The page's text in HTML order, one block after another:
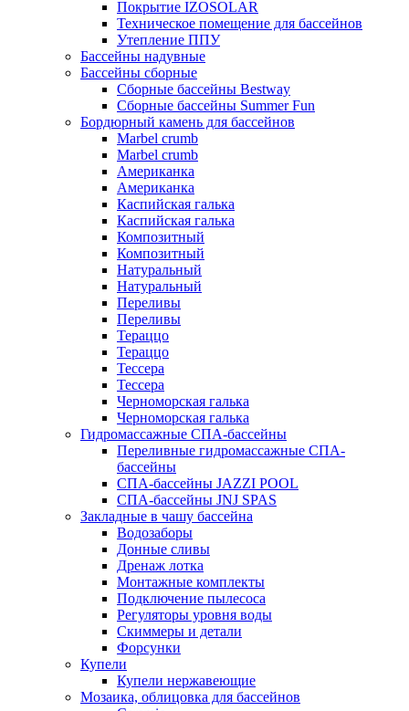
Покрытие IZOSOLAR
Техническое помещение для бассейнов
Утепление ППУ
Бассейны надувные
Бассейны сборные
Сборные бассейны Bestway
Сборные бассейны Summer Fun
Бордюрный камень для бассейнов
Marbel crumb
Marbel crumb
Американка
Американка
Каспийская галька
Каспийская галька
Композитный
Композитный
Натуральный
Натуральный
Переливы
Переливы
Тераццо
Тераццо
Тессера
Тессера
Черноморская галька
Черноморская галька
Гидромассажные СПА-бассейны
Переливные гидромассажные СПА-
бассейны
СПА-бассейны JAZZI POOL
СПА-бассейны JNJ SPAS
Закладные в чашу бассейна
Водозаборы
Донные сливы
Дренаж лотка
Монтажные комплекты
Подключение пылесоса
Регуляторы уровня воды
Скиммеры и детали
Форсунки
Купели
Купели нержавеющие
Мозаика, облицовка для бассейнов